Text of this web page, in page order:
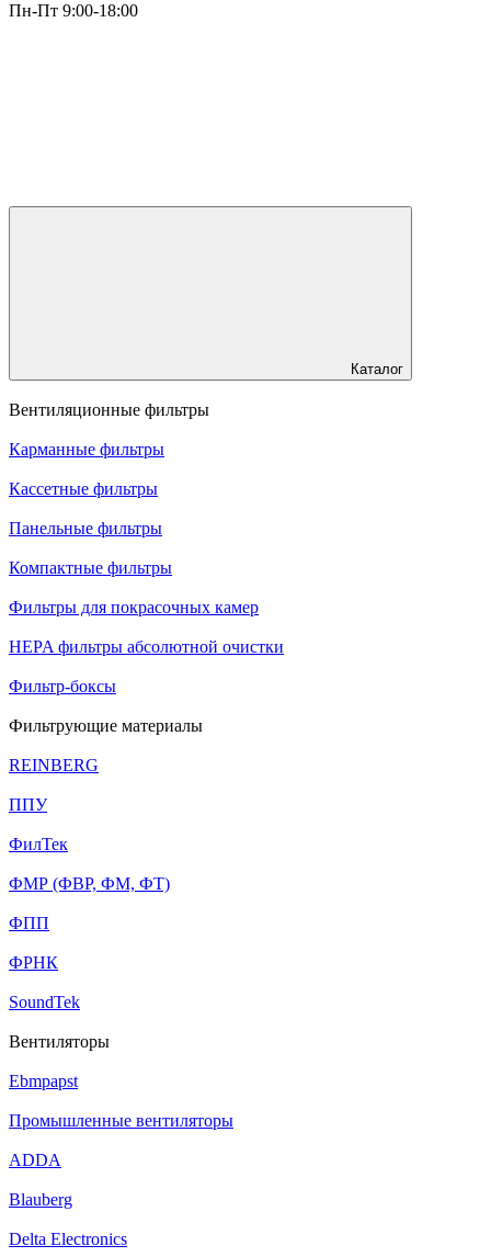
Пн-Пт 9:00-18:00
Каталог
Вентиляционные фильтры
Карманные фильтры
Кассетные фильтры
Панельные фильтры
Компактные фильтры
Фильтры для покрасочных камер
HEPA фильтры абсолютной очистки
Фильтр-боксы
Фильтрующие материалы
REINBERG
ППУ
ФилТек
ФМР (ФВР, ФМ, ФТ)
ФПП
ФРНК
SoundTek
Вентиляторы
Ebmpapst
Промышленные вентиляторы
ADDA
Blauberg
Delta Electronics